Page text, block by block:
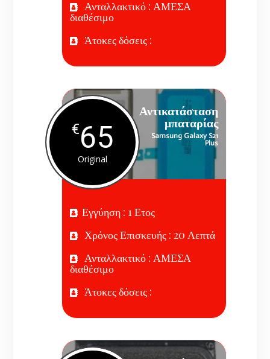
Ανταλλακτικό : ΑΜΕΣΑ
διαθέσιμο
Άτοκες δόσεις :
Αντικατάσταση
μπαταρίας
Samsung Galaxy S21
Plus
€65
Original
Εγγύηση : 1 Ετος
Χρόνος Επισκευής : 20 Λεπτά
Ανταλλακτικό : ΑΜΕΣΑ
διαθέσιμο
Άτοκες δόσεις :